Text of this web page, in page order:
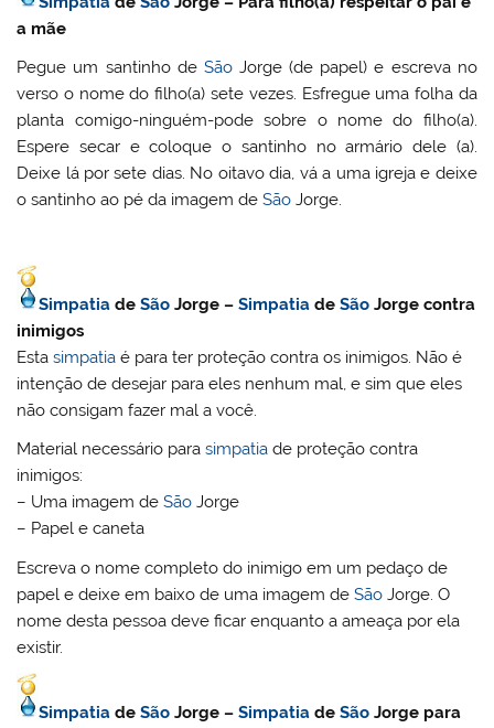
a mãe
Pegue um santinho de SãoJorge (de papel) e escreva no
verso o nome do filho(a) sete vezes. Esfregue uma folha da
planta comigo-ninguém-pode sobre o nome do filho(a).
Espere secar e coloque o santinho no armário dele (a).
Deixe lá por sete dias. No oitavo dia, vá a uma igreja e deixe
o santinho ao pé da imagem deSão Jorge.
Simpatia deSão Jorge –Simpatia deSão Jorge contra
inimigos
Estasimpatia é para ter proteção contra os inimigos. Não é
intenção de desejar para eles nenhum mal, e sim que eles
não consigam fazer mal a você.
Material necessário parasimpatia de proteção contra
inimigos:
– Uma imagem deSão Jorge
– Papel e caneta
Escreva o nome completo do inimigo em um pedaço de
papel e deixe em baixo de uma imagem deSão Jorge. O
nome desta pessoa deve ficar enquanto a ameaça por ela
existir.
Simpatia deSão Jorge –Simpatia deSão Jorge para